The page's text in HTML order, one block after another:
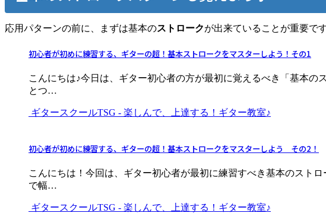
応用パターンの前に、まずは基本のストロークが出来ていることが重要で
初心者が初めに練習する、ギターの超！基本ストロークをマスターしよう！その1
こんにちは♪今日は、ギター初心者の方が最初に覚えるべき「基本
とつ…
ギタースクールTSG - 楽しんで、上達する！ギター教室♪
初心者が初めに練習する、ギターの超！基本ストロークをマスターしよう その2！
こんにちは！今回は、ギター初心者が最初に練習すべき基本のス
で幅…
ギタースクールTSG - 楽しんで、上達する！ギター教室♪